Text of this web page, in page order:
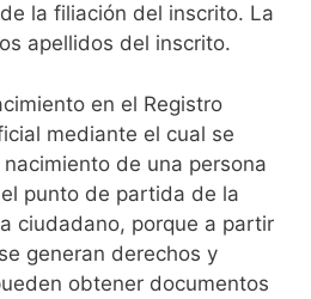
la filiación del inscrito. La
apellidos del inscrito.
en el Registro
mediante el cual se
de una persona
punto de partida de la
ciudadano, porque a partir
generan derechos y
obtener documentos